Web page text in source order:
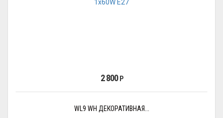
2 800 Р
WL9 WH ДЕКОРАТИВНАЯ...